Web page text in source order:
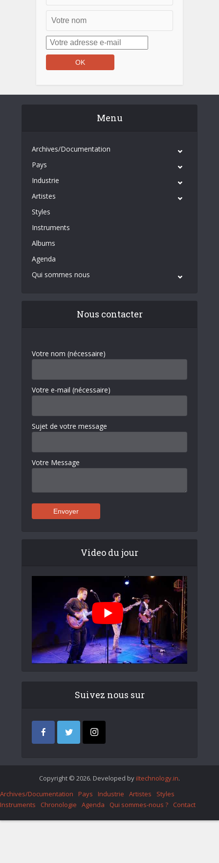
Menu
Archives/Documentation
Pays
Industrie
Artistes
Styles
Instruments
Albums
Agenda
Qui sommes nous
Nous contacter
Votre nom (nécessaire)
Votre e-mail (nécessaire)
Sujet de votre message
Votre Message
Video du jour
Suivez nous sur
Copyright © 2026. Developed by iItechnology.in.
Archives/Documentation
Pays Industrie Artistes
Styles
Instruments
Chronologie Agenda Qui sommes-nous ? Contact